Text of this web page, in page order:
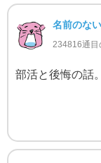
名前のな
234816通目
部活と後悔の話。